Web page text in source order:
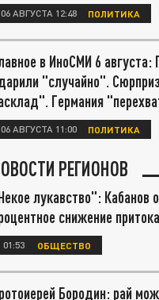
06 АВГУСТА 12:48 ПОЛИТИКА
в ИноСМИ 6
"случайно".
Германия
06 АВГУСТА 11:00 ПОЛИТИКА
РЕГИОНОВ
лукавство": Кабанов
снижение
01:53 ОБЩЕСТВО
Бородин: рай